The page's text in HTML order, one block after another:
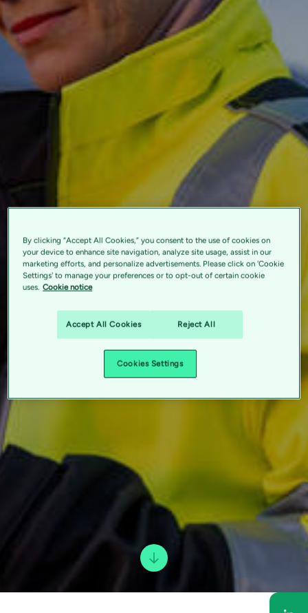
By clicking “Accept All Cookies,” you consent to the use of cookies on
your device to enhance site navigation, analyze site usage, assist in our
marketing efforts, and personalize advertisements. Please click on 'Cookie
Settings' to manage your preferences or to opt-out of certain cookie
uses. Cookie notice
Accept All Cookies Reject All
Cookies Settings